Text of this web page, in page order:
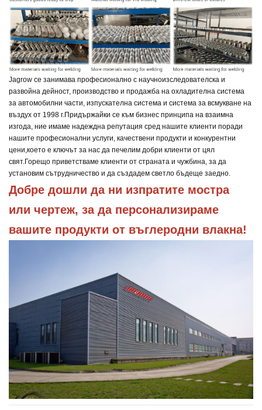
Jagrow се занимава професионално с научноизследователска и
развойна дейност, производство и продажба на охладителна система
за автомобилни части, изпускателна система и система за всмукване на
въздух от 1998 г. Придържайки се към бизнес принципа на взаимна
изгода, ние имаме надеждна репутация сред нашите клиенти поради
нашите професионални услуги, качествени продукти и конкурентни
цени, което е ключът за нас да печелим добри клиенти от цял
свят. Горещо приветстваме клиенти от страната и чужбина, за да
установим сътрудничество и да създадем светло бъдеще заедно.
Добре дошли да ни изпратите мостра
или чертеж, за да персонализираме
вашите продукти от въглеродни влакна!